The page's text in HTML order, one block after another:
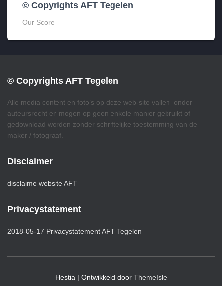
© Copyrights AFT Tegelen
Our Score
© Copyrights AFT Tegelen
Alle media content en foto’s op deze web-site vallen onder
auteursrecht en mogen op geen enkele manier gebruikt of
gedownload worden zonder schriftelijke toestemming van de
maker / fotograaf.
Disclaimer
disclaime website AFT
Privacystatement
2018-05-17 Privacystatement AFT Tegelen
Hestia | Ontwikkeld door ThemeIsle